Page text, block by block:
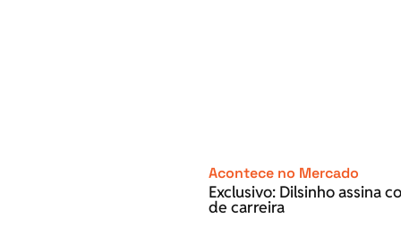
Acontece no Mercado
Exclusivo: Dilsinho assina
de carreira